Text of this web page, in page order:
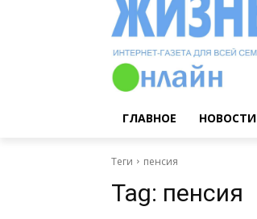
ГЛАВНОЕ НОВОСТИ
Теги пенсия
Tag: пенсия